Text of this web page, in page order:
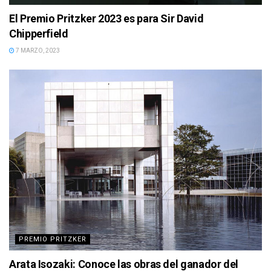
El Premio Pritzker 2023 es para Sir David
Chipperfield
7 MARZO, 2023
PREMIO PRITZKER
Arata Isozaki: Conoce las obras del ganador del